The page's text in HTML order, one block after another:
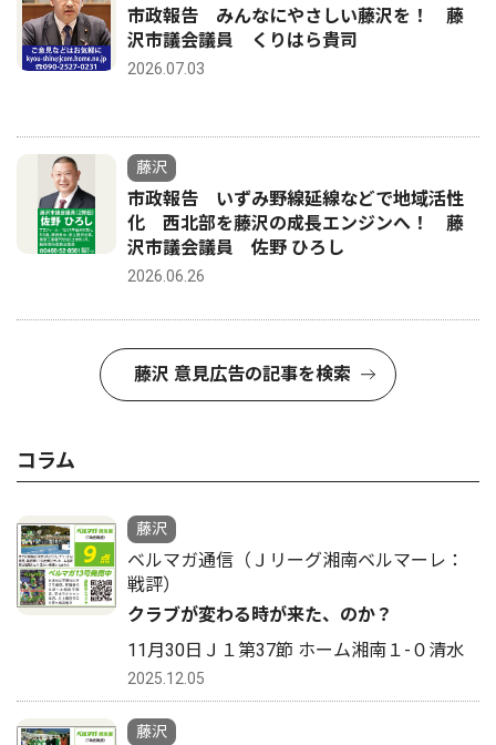
市政報告 みんなにやさしい藤沢を！ 藤
沢市議会議員 くりはら貴司
2026.07.03
藤沢
市政報告 いずみ野線延線などで地域活性
化 西北部を藤沢の成長エンジンへ！ 藤
沢市議会議員 佐野 ひろし
2026.06.26
藤沢 意見広告の記事を検索
コラム
藤沢
ベルマガ通信（Ｊリーグ湘南ベルマーレ：
戦評）
クラブが変わる時が来た、のか？
11月30日Ｊ１第37節 ホーム湘南１-０清水
2025.12.05
藤沢